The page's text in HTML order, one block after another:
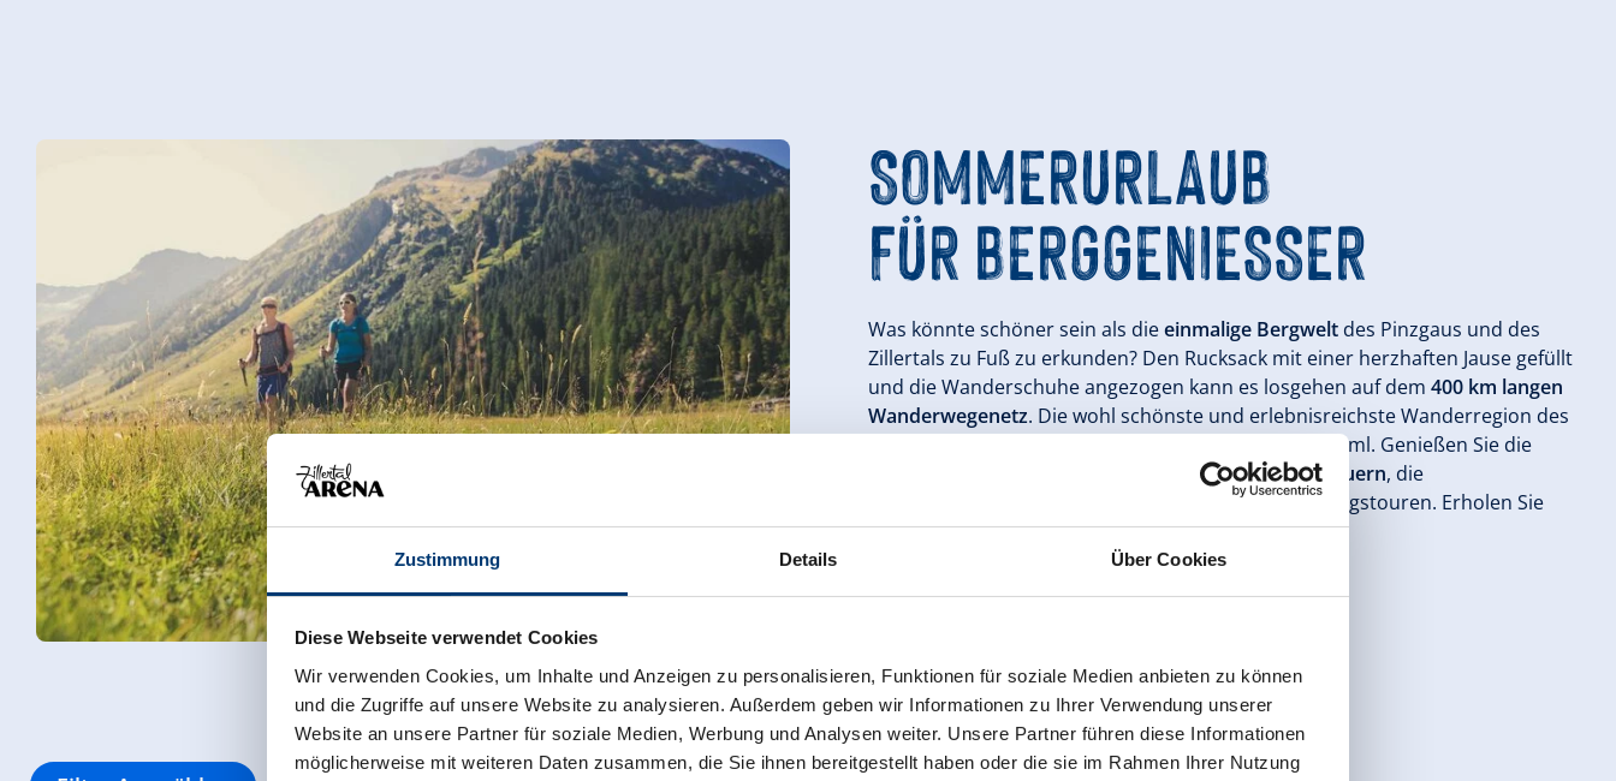
Zustimmung Details Über Cookies
Diese Webseite verwendet Cookies
Wir verwenden Cookies, um Inhalte und Anzeigen zu personalisieren, Funktionen für soziale Medien anbieten zu können
und die Zugriffe auf unsere Website zu analysieren. Außerdem geben wir Informationen zu Ihrer Verwendung unserer
Website an unsere Partner für soziale Medien, Werbung und Analysen weiter. Unsere Partner führen diese Informationen
möglicherweise mit weiteren Daten zusammen, die Sie ihnen bereitgestellt haben oder die sie im Rahmen Ihrer Nutzung
SOMMERURLAUB
FÜR BERGGENIESSER
Was könnte schöner sein als dieeinmalige Bergwelt des Pinzgaus und des
Zillertals zu Fuß zu erkunden? Den Rucksack mit einer herzhaften Jause gefüllt
und die Wanderschuhe angezogen kann es losgehen auf dem 400 km langen
Wanderwegenetz. Die wohl schönste und erlebnisreichste Wanderregion des
Oberpinzgaus finden Sie bei uns in Krimml-Hochkrimml. Genießen Sie die
Nationalparks Hohe Tauern, die
Almwanderungen und die erlebnisreichen Hochgebirgstouren. Erholen Sie
sich in würziger Alpenluft vom Stress des Alltags!